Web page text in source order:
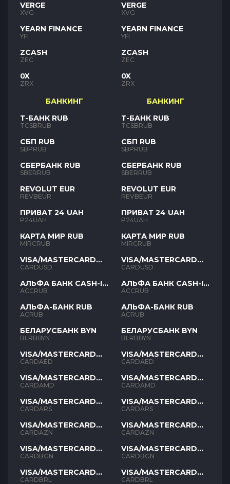
VERGE
XVG
YEARN FINANCE
YFI
ZCASH
ZEC
0X
ZRX
БАНКИНГ
Т-БАНК RUB
TCSBRUB
СБП RUB
SBPRUB
СБЕРБАНК RUB
SBERRUB
REVOLUT EUR
REVBEUR
ПРИВАТ 24 UAH
P24UAH
КАРТА МИР RUB
MIRCRUB
VISA/MASTERCARD
USD
CARDUSD
АЛЬФА БАНК CASH-IN
RUB
ACCRUB
АЛЬФА-БАНК RUB
ACRUB
БЕЛАРУСБАНК BYN
BLRBBYN
VISA/MASTERCARD
AED
CARDAED
VISA/MASTERCARD
AMD
CARDAMD
VISA/MASTERCARD
ARS
CARDARS
VISA/MASTERCARD
AZN
CARDAZN
VISA/MASTERCARD
BGN
CARDBGN
VISA/MASTERCARD
BRL
CARDBRL
VERGE
XVG
YEARN FINANCE
YFI
ZCASH
ZEC
0X
ZRX
БАНКИНГ
Т-БАНК RUB
TCSBRUB
СБП RUB
SBPRUB
СБЕРБАНК RUB
SBERRUB
REVOLUT EUR
REVBEUR
ПРИВАТ 24 UAH
P24UAH
КАРТА МИР RUB
MIRCRUB
VISA/MASTERCARD
USD
CARDUSD
АЛЬФА БАНК CASH-IN
RUB
ACCRUB
АЛЬФА-БАНК RUB
ACRUB
БЕЛАРУСБАНК BYN
BLRBBYN
VISA/MASTERCARD
AED
CARDAED
VISA/MASTERCARD
AMD
CARDAMD
VISA/MASTERCARD
ARS
CARDARS
VISA/MASTERCARD
AZN
CARDAZN
VISA/MASTERCARD
BGN
CARDBGN
VISA/MASTERCARD
BRL
CARDBRL